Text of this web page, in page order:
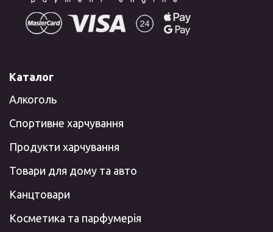
Каталог
Алкоголь
Спортивне харчування
Продукти харчування
Товари для дому та авто
Канцтовари
Косметика та парфумерія